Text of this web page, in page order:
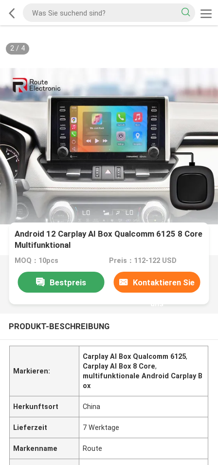
2/ 4
Android 12 Carplay AI Box Qualcomm 6125 8 Core
Multifunktional
MOQ：10pcs Preis：112-122 USD
Bestpreis Kontaktieren Sie
uns
PRODUKT-BESCHREIBUNG
Markieren:
Carplay AI Box Qualcomm 6125,
Carplay AI Box 8 Core,
multifunktionale Android Carplay B
ox
Herkunftsort China
Lieferzeit 7 Werktage
Markenname Route